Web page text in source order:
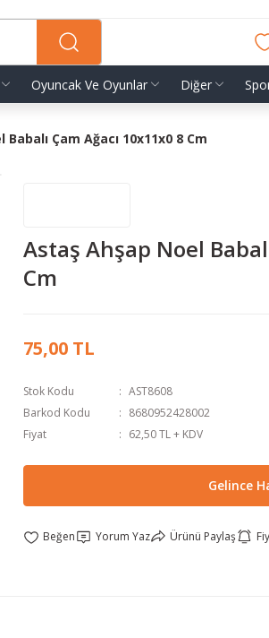
Oyuncak Ve Oyunlar Diğer
Çam Ağacı 10x11x0 8 Cm
Astaş Ahşap Noel
Cm
75,00 TL
Stok Kodu
AST8608
Barkod Kodu
8680952428002
Fiyat
62,50 TL + KDV
Gelince
Yorum Yaz Ürünü Paylaş